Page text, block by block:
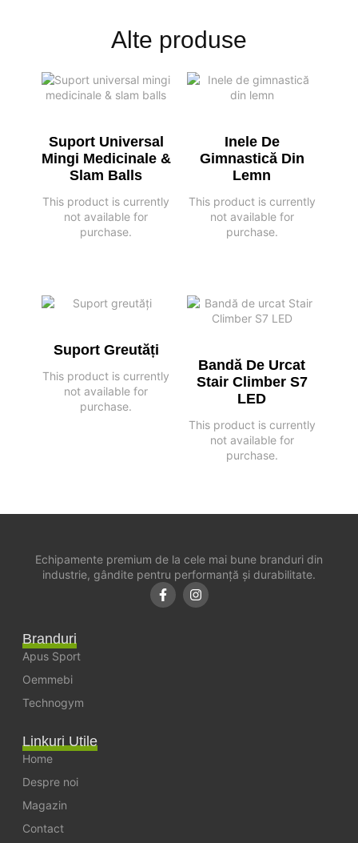
Alte produse
Suport Universal
Mingi Medicinale &
Slam Balls
This product is currently
not available for
purchase.
Inele De
Gimnastică Din
Lemn
This product is currently
not available for
purchase.
Suport Greutăți
This product is currently
not available for
purchase.
Bandă De Urcat
Stair Climber S7
LED
This product is currently
not available for
purchase.
Echipamente premium de la cele mai bune branduri din
industrie, gândite pentru performanță și durabilitate.
Branduri
Apus Sport
Oemmebi
Technogym
Linkuri Utile
Home
Despre noi
Magazin
Contact